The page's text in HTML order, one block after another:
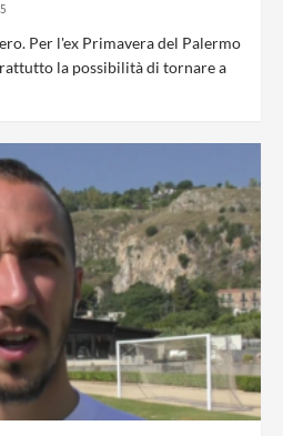
Per l'ex Primavera del Palermo
la possibilità di tornare a